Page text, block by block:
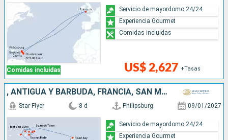
Comidas incluidas US$ 2,627 +Tasas
Servicio de mayordomo 24/24
Experiencia Gourmet
Comidas incluidas
, ANTIGUA Y BARBUDA, FRANCIA, SAN MARTÍN
Star Flyer 8 d Philipsburg 09/01/2027
Servicio de mayordomo 24/24
Experiencia Gourmet